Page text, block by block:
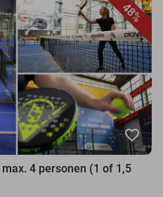
48%
favorite_border
4 personen (1 of 1,5